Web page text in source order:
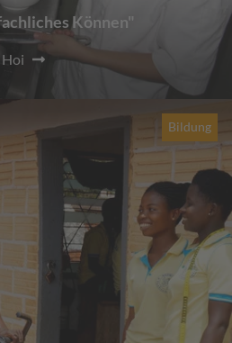
Können"
Bildung